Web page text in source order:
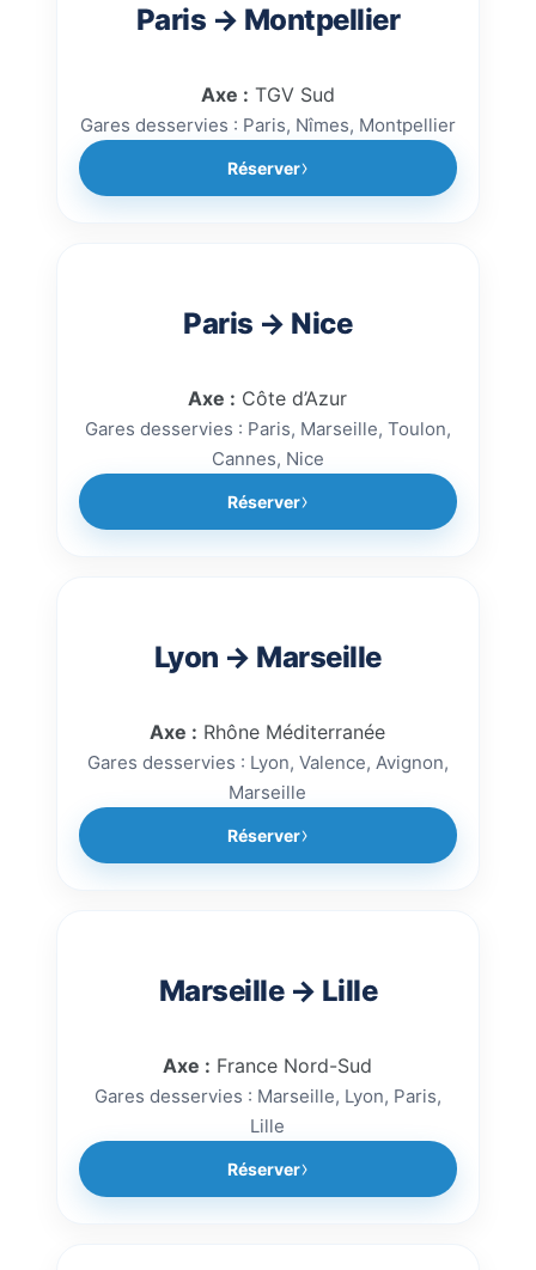
Paris → Montpellier
Axe : TGV Sud
Gares desservies : Paris, Nîmes, Montpellier
Réserver
Paris → Nice
Axe : Côte d’Azur
Gares desservies : Paris, Marseille, Toulon,
Cannes, Nice
Réserver
Lyon → Marseille
Axe : Rhône Méditerranée
Gares desservies : Lyon, Valence, Avignon,
Marseille
Réserver
Marseille → Lille
Axe : France Nord-Sud
Gares desservies : Marseille, Lyon, Paris,
Lille
Réserver